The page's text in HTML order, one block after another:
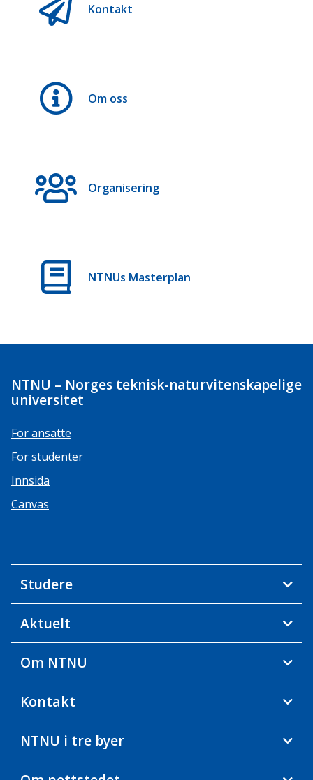
Kontakt
Om oss
Organisering
NTNUs Masterplan
NTNU – Norges teknisk-naturvitenskapelige
universitet
For ansatte
For studenter
Innsida
Canvas
Studere
Aktuelt
Om NTNU
Kontakt
NTNU i tre byer